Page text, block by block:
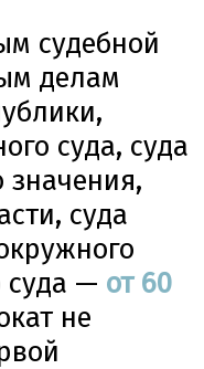
судебной
делам
суда, суда
значения,
суда
суда — от 60
не